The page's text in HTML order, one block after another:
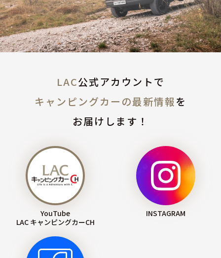
LAC公式アカウントで
キャンピングカーの最新情報を
お届けします！
YouTube
LAC キャンピングカーCH
INSTAGRAM